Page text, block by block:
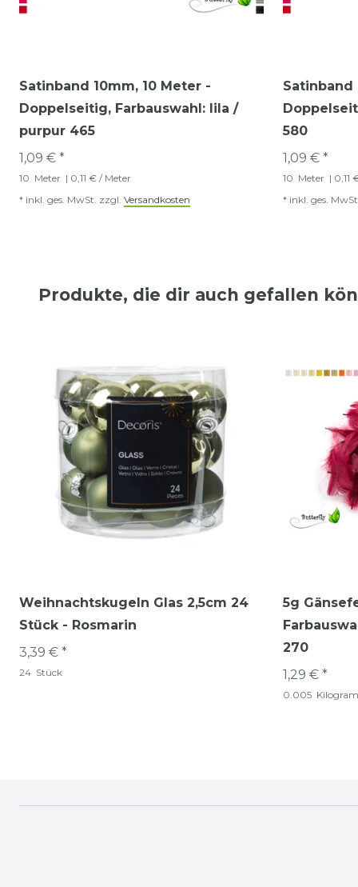
Satinband 10mm, 10 Meter -
Doppelseitig, Farbauswahl: lila /
purpur 465
1,09 € *
10 Meter | 0,11 € / Meter
* inkl. ges. MwSt. zzgl. Versandkosten
Satinband
580
1,09 € *
10 Meter | 0,11
* inkl. ges.
Produkte, die dir auch gefallen
Weihnachtskugeln Glas 2,5cm 24
Stück - Rosmarin
3,39 € *
24 Stück
5g
270
1,29 € *
0.005